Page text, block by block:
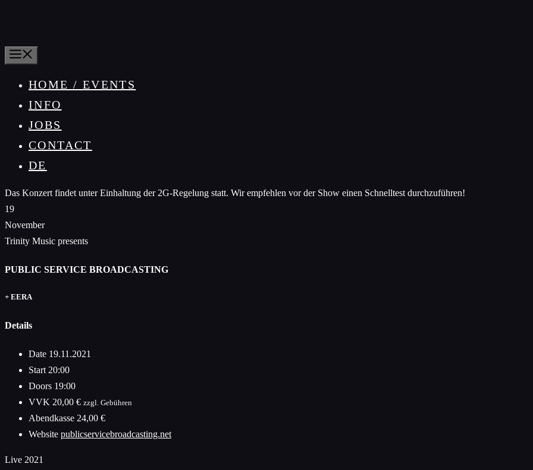
HOME / EVENTS
INFO
JOBS
CONTACT
DE
Das Konzert findet unter Einhaltung der 2G-Regelung statt. Wir empfehlen vor der Show einen Schnelltest durchzuführen!
19
November
Trinity Music presents
PUBLIC SERVICE BROADCASTING
+ EERA
Details
Date 19.11.2021
Start 20:00
Doors 19:00
VVK 20,00 € zzgl. Gebühren
Abendkasse 24,00 €
Website publicservicebroadcasting.net
Live 2021